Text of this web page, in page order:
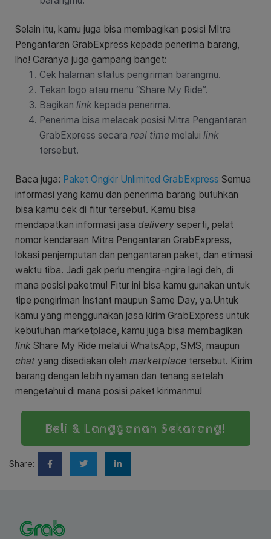
Selain itu, kamu juga bisa membagikan posisi MItra
Pengantaran GrabExpress kepada penerima barang,
lho! Caranya juga gampang banget:
Cek halaman status pengiriman barangmu.
Tekan logo atau menu “Share My Ride”.
Bagikan link kepada penerima.
Penerima bisa melacak posisi Mitra Pengantaran
GrabExpress secara real time melalui link
tersebut.
Baca juga: Paket Ongkir Unlimited GrabExpress Semua
informasi yang kamu dan penerima barang butuhkan
bisa kamu cek di fitur tersebut. Kamu bisa
mendapatkan informasi jasa delivery seperti, pelat
nomor kendaraan Mitra Pengantaran GrabExpress,
lokasi penjemputan dan pengantaran paket, dan etimasi
waktu tiba. Jadi gak perlu mengira-ngira lagi deh, di
mana posisi paketmu! Fitur ini bisa kamu gunakan untuk
tipe pengiriman Instant maupun Same Day, ya.Untuk
kamu yang menggunakan jasa kirim GrabExpress untuk
kebutuhan marketplace, kamu juga bisa membagikan
link Share My Ride melalui WhatsApp, SMS, maupun
chat yang disediakan oleh marketplace tersebut. Kirim
barang dengan lebih nyaman dan tenang setelah
mengetahui di mana posisi paket kirimanmu!
Beli & Langganan Sekarang!
Share: